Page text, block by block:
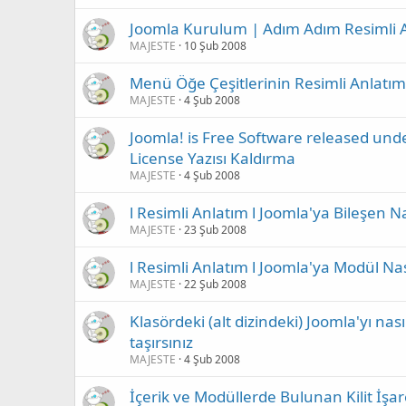
Joomla Kurulum | Adım Adım Resimli
MAJESTE 10 Şub 2008
Menü Öğe Çeşitlerinin Resimli Anlatım
MAJESTE 4 Şub 2008
Joomla! is Free Software released
License Yazısı Kaldırma
MAJESTE 4 Şub 2008
l Resimli Anlatım l Joomla'ya Bileşen
MAJESTE 23 Şub 2008
l Resimli Anlatım l Joomla'ya Modül
MAJESTE 22 Şub 2008
Klasördeki (alt dizindeki) Joomla'yı
taşırsınız
MAJESTE 4 Şub 2008
İçerik ve Modüllerde Bulunan Kilit